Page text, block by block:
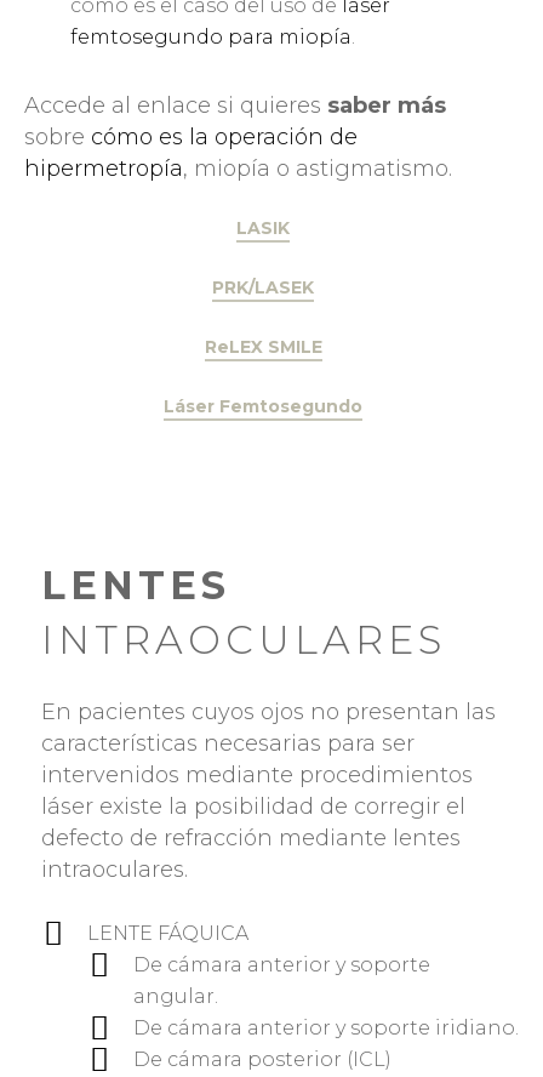
como es el caso del uso de láser
femtosegundo para miopía.
Accede al enlace si quieres saber más
sobre cómo es la operación de
hipermetropía, miopía o astigmatismo.
LASIK
PRK/LASEK
ReLEX SMILE
Láser Femtosegundo
LENTES
INTRAOCULARES
En pacientes cuyos ojos no presentan las
características necesarias para ser
intervenidos mediante procedimientos
láser existe la posibilidad de corregir el
defecto de refracción mediante lentes
intraoculares.
LENTE FÁQUICA
De cámara anterior y soporte
angular.
De cámara anterior y soporte iridiano.
De cámara posterior (ICL)